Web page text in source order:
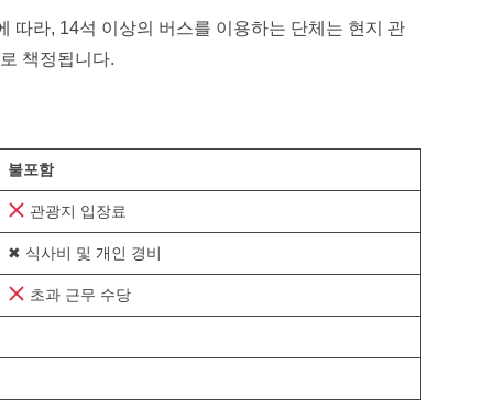
따라, 14석 이상의 버스를 이용하는 단체는 현지 관
책정됩니다.
불포함
관광지 입장료
✖ 식사비 및 개인 경비
초과 근무 수당